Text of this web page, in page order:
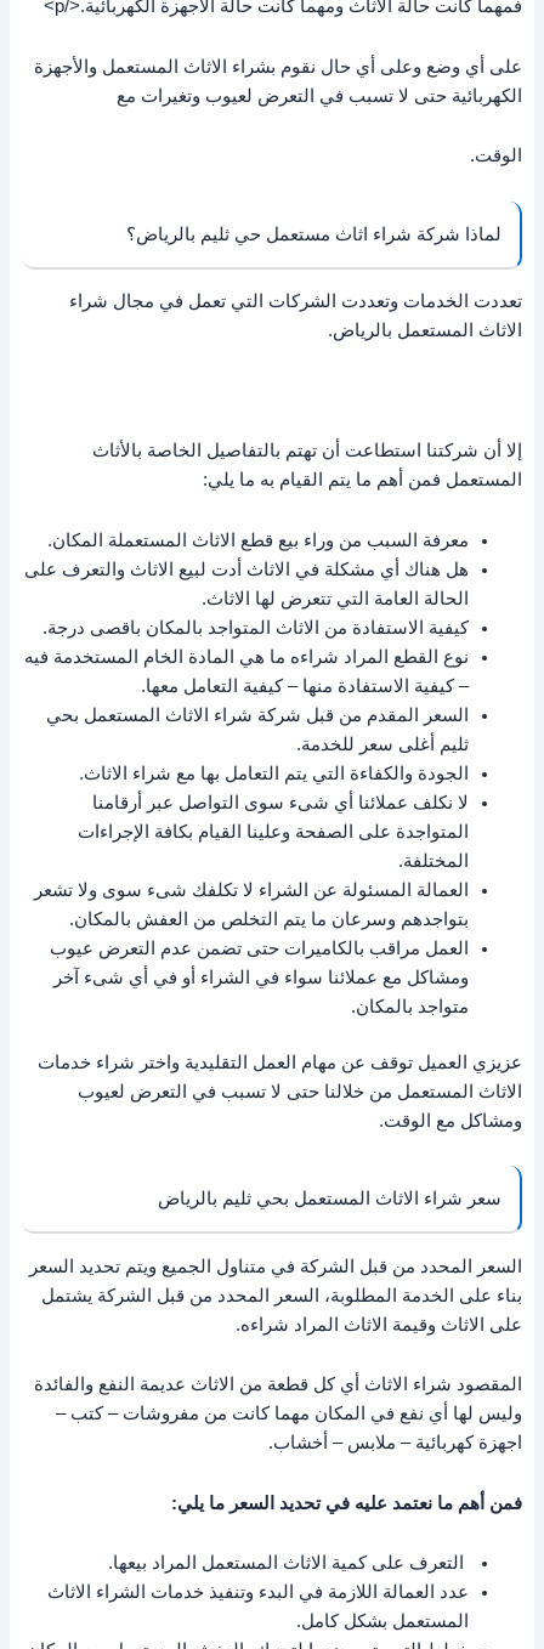
فمهما كانت حالة الاثاث ومهما كانت حالة الأجهزة الكهربائية.</p>
على أي وضع وعلى أي حال نقوم بشراء الاثاث المستعمل والأجهزة
الكهربائية حتى لا تسبب في التعرض لعيوب وتغيرات مع
الوقت.
لماذا شركة شراء اثاث مستعمل حي ثليم بالرياض؟
تعددت الخدمات وتعددت الشركات التي تعمل في مجال شراء
الاثاث المستعمل بالرياض.
إلا أن شركتنا استطاعت أن تهتم بالتفاصيل الخاصة بالأثاث
المستعمل فمن أهم ما يتم القيام به ما يلي:
معرفة السبب من وراء بيع قطع الاثاث المستعملة المكان.
هل هناك أي مشكلة في الاثاث أدت لبيع الاثاث والتعرف على
الحالة العامة التي تتعرض لها الاثاث.
كيفية الاستفادة من الاثاث المتواجد بالمكان باقصى درجة.
نوع القطع المراد شراءه ما هي المادة الخام المستخدمة فيه
– كيفية الاستفادة منها – كيفية التعامل معها.
السعر المقدم من قبل شركة شراء الاثاث المستعمل بحي
ثليم أغلى سعر للخدمة.
الجودة والكفاءة التي يتم التعامل بها مع شراء الاثاث.
لا نكلف عملائنا أي شىء سوى التواصل عبر أرقامنا
المتواجدة على الصفحة وعلينا القيام بكافة الإجراءات
المختلفة.
العمالة المسئولة عن الشراء لا تكلفك شىء سوى ولا تشعر
بتواجدهم وسرعان ما يتم التخلص من العفش بالمكان.
العمل مراقب بالكاميرات حتى تضمن عدم التعرض عيوب
ومشاكل مع عملائنا سواء في الشراء أو في أي شىء آخر
متواجد بالمكان.
عزيزي العميل توقف عن مهام العمل التقليدية واختر شراء خدمات
الاثاث المستعمل من خلالنا حتى لا تسبب في التعرض لعيوب
ومشاكل مع الوقت.
سعر شراء الاثاث المستعمل بحي ثليم بالرياض
السعر المحدد من قبل الشركة في متناول الجميع ويتم تحديد السعر
بناء على الخدمة المطلوبة، السعر المحدد من قبل الشركة يشتمل
على الاثاث وقيمة الاثاث المراد شراءه.
المقصود شراء الاثاث أي كل قطعة من الاثاث عديمة النفع والفائدة
وليس لها أي نفع في المكان مهما كانت من مفروشات – كتب –
اجهزة كهربائية – ملابس – أخشاب.
فمن أهم ما نعتمد عليه في تحديد السعر ما يلي:
التعرف على كمية الاثاث المستعمل المراد بيعها.
عدد العمالة اللازمة في البدء وتنفيذ خدمات الشراء الاثاث
المستعمل بشكل كامل.